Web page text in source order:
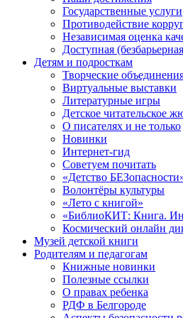
Государственные услуги
Противодействие
Независимая оценка
Доступная
Детям и подросткам
Творческие
Виртуальные выставки
Литературные игры
Детское читательское
О писателях и не только
Новинки
Интернет-гид
Советуем почитать
«Детство
Волонтёры культуры
«Лето с книгой»
«БиблиоКИТ: Книга.
Космический онлайн
Музей детской книги
Родителям и педагогам
Книжные новинки
Полезные ссылки
О правах ребенка
РДФ в Белгороде